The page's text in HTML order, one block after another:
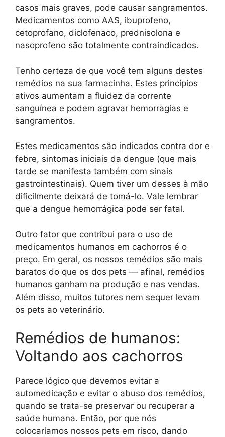
casos mais graves, pode causar sangramentos.
Medicamentos como AAS, ibuprofeno,
cetoprofano, diclofenaco, prednisolona e
nasoprofeno são totalmente contraindicados.
Tenho certeza de que você tem alguns destes
remédios na sua farmacinha. Estes princípios
ativos aumentam a fluidez da corrente
sanguínea e podem agravar hemorragias e
sangramentos.
Estes medicamentos são indicados contra dor e
febre, sintomas iniciais da dengue (que mais
tarde se manifesta também com sinais
gastrointestinais). Quem tiver um desses à mão
dificilmente deixará de tomá-lo. Vale lembrar
que a dengue hemorrágica pode ser fatal.
Outro fator que contribui para o uso de
medicamentos humanos em cachorros é o
preço. Em geral, os nossos remédios são mais
baratos do que os dos pets — afinal, remédios
humanos ganham na produção e nas vendas.
Além disso, muitos tutores nem sequer levam
os pets ao veterinário.
Remédios de humanos:
Voltando aos cachorros
Parece lógico que devemos evitar a
automedicação e evitar o abuso dos remédios,
quando se trata-se preservar ou recuperar a
saúde humana. Então, por que nós
colocaríamos nossos pets em risco, dando